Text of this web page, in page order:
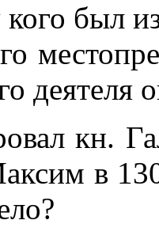
был
деятеля
кн.
в